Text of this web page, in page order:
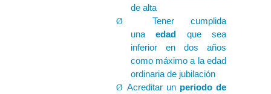
de alta
Ø
Tener cumplida
unaedad que sea
inferior en dos años
como máximo a la edad
ordinaria de jubilación
Ø Acreditar un periodo de